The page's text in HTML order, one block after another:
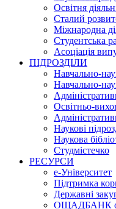
Освітня
Сталий
Міжнародна
Студентська
Асоціація
ПІДРОЗДІЛИ
Навчально-
Навчально-
Освітньо-
Наукові
Наукова
Студмістечко
РЕСУРСИ
е-Університет
Підтримка
Державні
ОЩАДБАНК